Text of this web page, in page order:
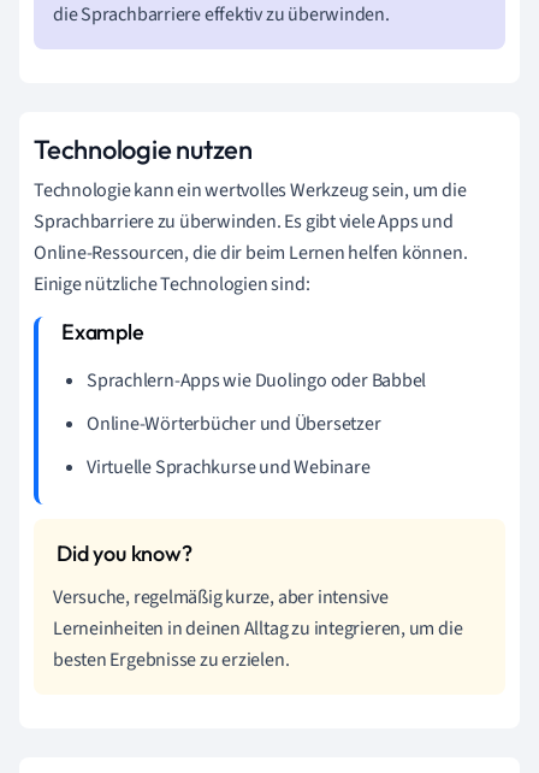
die Sprachbarriere effektiv zu überwinden.
Technologie nutzen
Technologie kann ein wertvolles Werkzeug sein, um die
Sprachbarriere zu überwinden. Es gibt viele Apps und
Online-Ressourcen, die dir beim Lernen helfen können.
Einige nützliche Technologien sind:
Sprachlern-Apps wie Duolingo oder Babbel
Online-Wörterbücher und Übersetzer
Virtuelle Sprachkurse und Webinare
Versuche, regelmäßig kurze, aber intensive
Lerneinheiten in deinen Alltag zu integrieren, um die
besten Ergebnisse zu erzielen.